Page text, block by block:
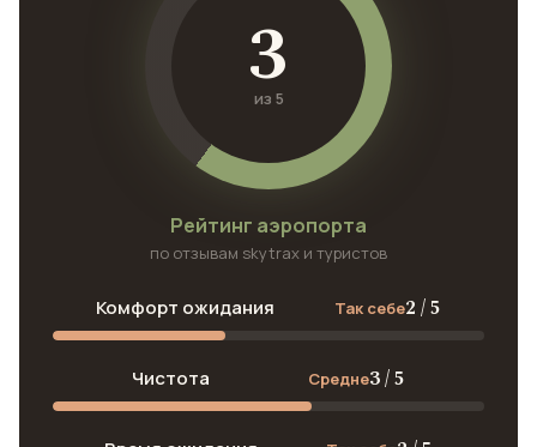
3
из 5
Рейтинг аэропорта
по отзывам skytrax и туристов
Комфорт ожидания Так себе2 / 5
Чистота Средне3 / 5